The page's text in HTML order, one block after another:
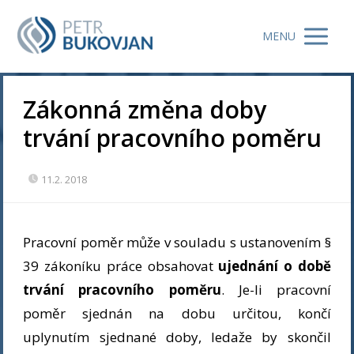
MENU
Zákonná změna doby
trvání pracovního poměru
11.2. 2018
Pracovní poměr může v souladu s ustanovením §
39 zákoníku práce obsahovat ujednání o době
trvání pracovního poměru. Je-li pracovní
poměr sjednán na dobu určitou, končí
uplynutím sjednané doby, ledaže by skončil